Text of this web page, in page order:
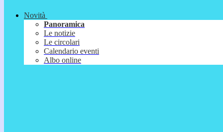
Novità
Panoramica
Le notizie
Le circolari
Calendario eventi
Albo online